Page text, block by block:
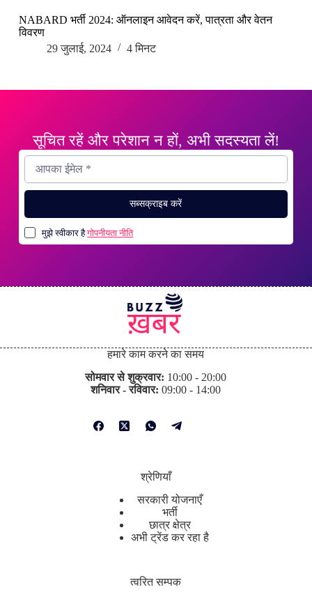
NABARD भर्ती 2024: ऑनलाइन आवेदन करें, पात्रता और वेतन
विवरण
29 जुलाई, 2024
4 मिनट
सूचित रहें और परेशान न हों, अभी सदस्यता लें!
सब्सक्राइब करें
मुझे स्वीकार हैगोपनीयता नीति
हमारे काम करने का समय
सोमवार से शुक्रवार: 10:00 - 20:00
शनिवार - रविवार: 09:00 - 14:00
श्रेणियाँ
सरकारी योजनाएँ
भर्ती
छात्र क्षेत्र
अभी ट्रेंड कर रहा है
त्वरित सम्पक